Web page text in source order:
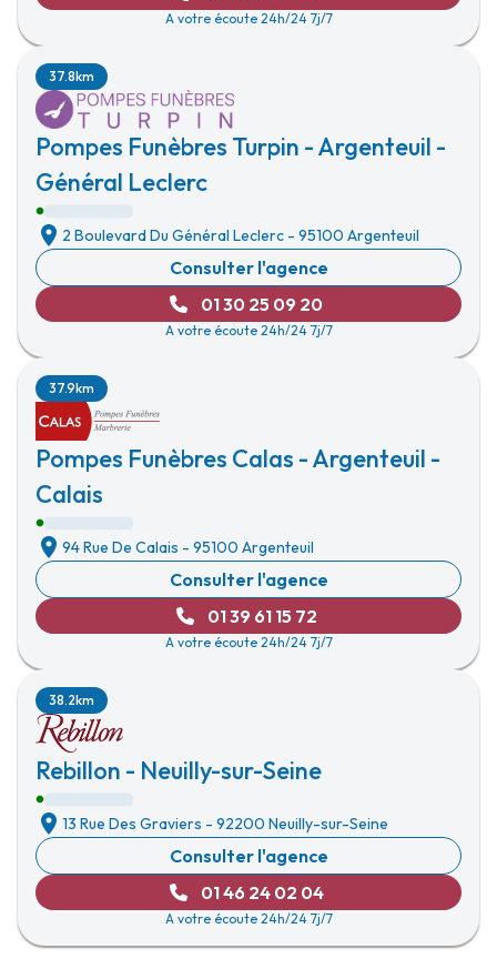
A votre écoute 24h/24 7j/7
Pompes Funèbres Turpin - Argenteuil -
Général Leclerc
37.8km
2 Boulevard Du Général Leclerc - 95100 Argenteuil
Consulter l'agence
01 30 25 09 20
A votre écoute 24h/24 7j/7
Pompes Funèbres Calas - Argenteuil -
Calais
37.9km
94 Rue De Calais - 95100 Argenteuil
Consulter l'agence
01 39 61 15 72
A votre écoute 24h/24 7j/7
Rebillon - Neuilly-sur-Seine
38.2km
13 Rue Des Graviers - 92200 Neuilly-sur-Seine
Consulter l'agence
01 46 24 02 04
A votre écoute 24h/24 7j/7